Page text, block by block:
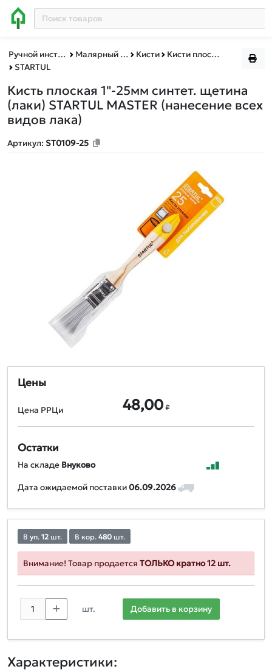
Ручной инструмент Малярный инструмент Кисти
Кисти плоские
STARTUL
Кисть плоская 1"-25мм синтет. щетина
(лаки) STARTUL MASTER (нанесение всех
видов лака)
Артикул: ST0109-25
Цены
Цена РРЦи 48,00 ₽
Остатки
На складе Внуково
Дата ожидаемой поставки06.09.2026
В уп. 12 шт. В кор. 480 шт.
Внимание! Товар продается ТОЛЬКО кратно 12 шт.
шт. Добавить в корзину
Характеристики: